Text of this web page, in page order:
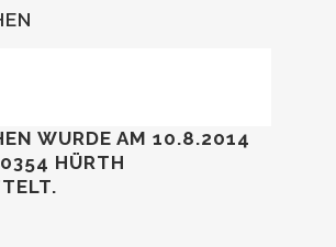
WURDE AM 10.8.2014
HÜRTH